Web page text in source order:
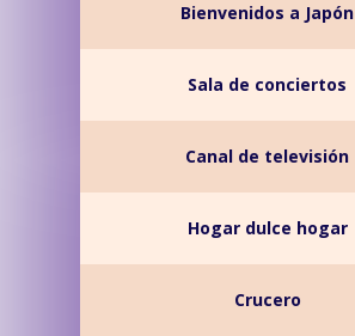
Bienvenidos a Japón
Sala de conciertos
Canal de televisión
Hogar dulce hogar
Crucero